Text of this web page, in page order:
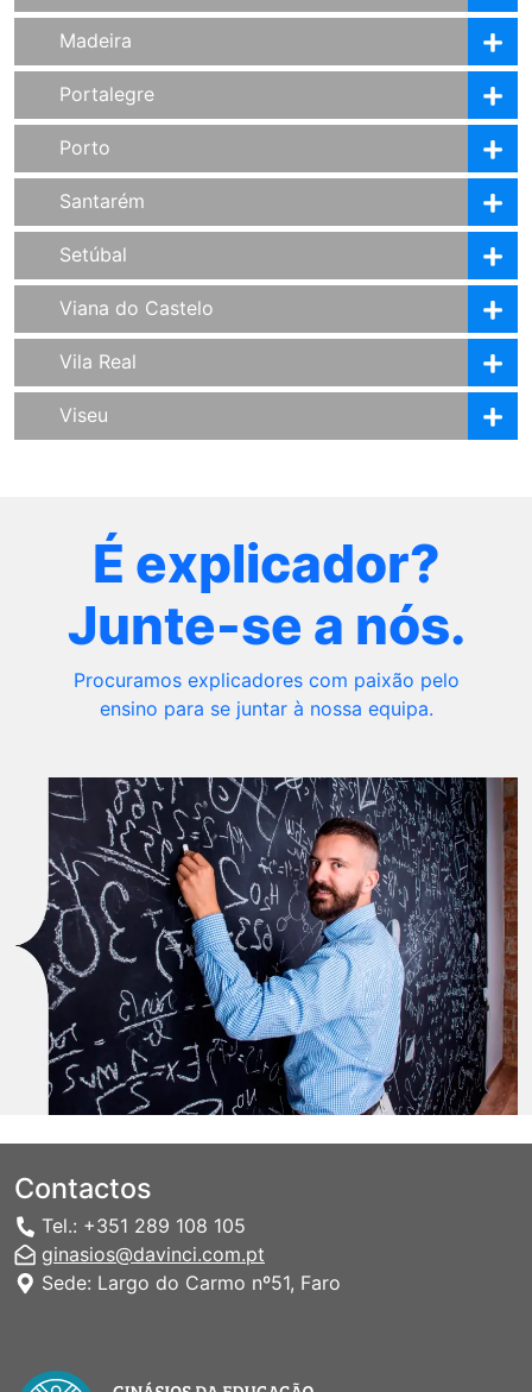
Madeira
Portalegre
Porto
Santarém
Setúbal
Viana do Castelo
Vila Real
Viseu
É explicador?
Junte-se a nós.
Procuramos explicadores com paixão pelo
ensino para se juntar à nossa equipa.
Contactos
Tel.: +351 289 108 105
ginasios@davinci.com.pt
Sede: Largo do Carmo nº51, Faro